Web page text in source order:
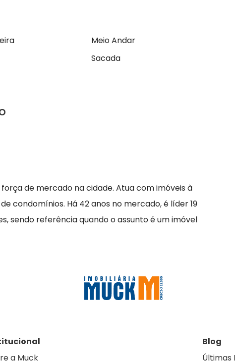
Meio Andar
Sacada
de mercado na cidade. Atua com imóveis à
condomínios. Há 42 anos no mercado, é líder 19
sendo referência quando o assunto é um imóvel
a Muck
Blog
Últimas